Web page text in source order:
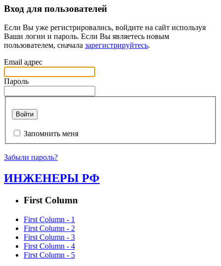
Вход для пользователей
Если Вы уже регистрировались, войдите на сайт используя
Ваши логин и пароль. Если Вы являетесь новым
пользователем, сначала зарегистрируйтесь.
Email адрес
Пароль
Войти
Запомнить меня
Забыли пароль?
ИНЖЕНЕРЫ РФ
First Column
First Column - 1
First Column - 2
First Column - 3
First Column - 4
First Column - 5